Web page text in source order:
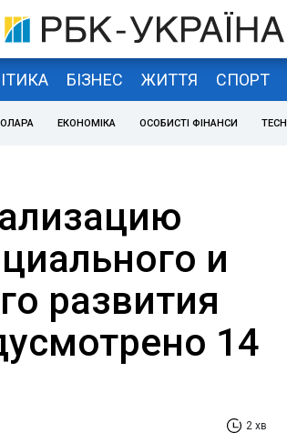
БІЗНЕС ЖИТТЯ СПОРТ
ЕКОНОМІКА ОСОБИСТІ ФІНАНСИ TECH
и
развития
14
2 хв